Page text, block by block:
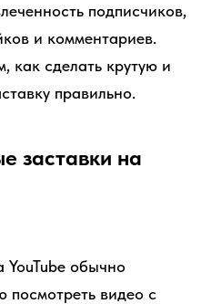
подписчиков,
и комментариев.
как сделать крутую и
правильно.
заставки на
обычно
посмотреть видео с